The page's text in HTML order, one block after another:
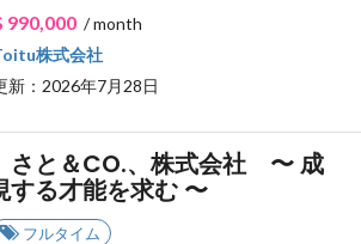
990,000/ month
株式会社
：2026年7月28日
さと＆CO.、株式会社 〜 成
する才能を求む 〜
フルタイム